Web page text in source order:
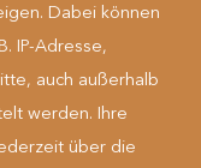
Dabei können
IP-Adresse,
auch außerhalb
werden. Ihre
über die